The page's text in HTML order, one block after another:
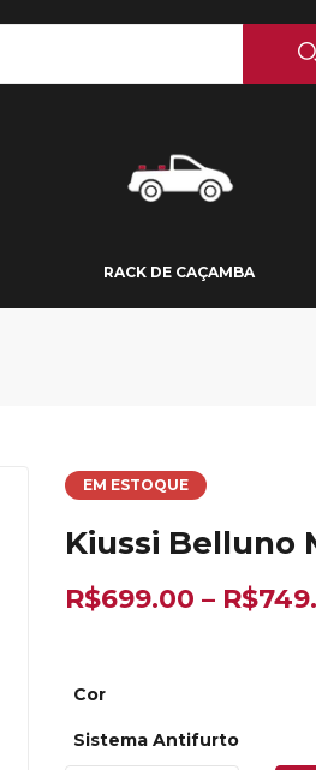
RACK DE CAÇAMBA
EM ESTOQUE
Kiussi Belluno
R$699.00 – R$
Cor
Sistema Antifurto